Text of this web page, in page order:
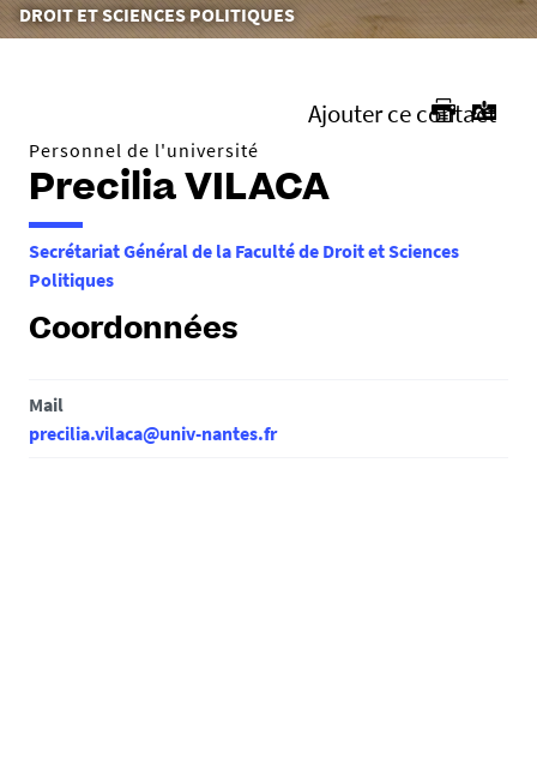
Vous
êtes
DROIT ET SCIENCES POLITIQUES
Ajouter ce contact
Personnel de l'université
Precilia VILACA
Secrétariat Général de la Faculté de Droit et Sciences
Politiques
Coordonnées
Mail
precilia.vilaca@univ-nantes.fr